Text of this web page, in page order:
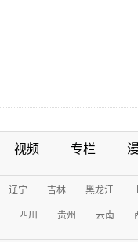
视频 专栏
辽宁 吉林 黑龙江
四川 贵州 云南